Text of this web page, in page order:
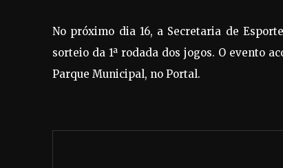
No próximo dia 16, a Secretaria de
sorteio da 1ª rodada dos jogos. O evento
Parque Municipal, no Portal.